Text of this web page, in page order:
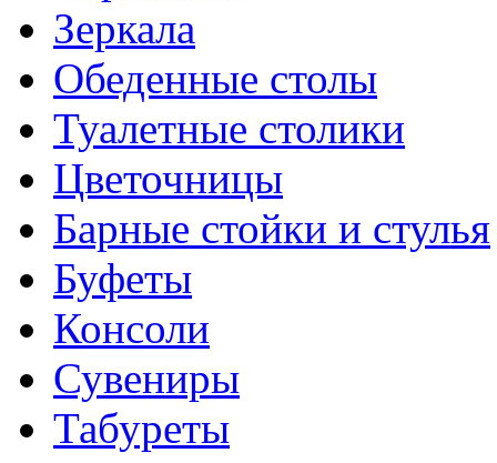
Зеркала
Обеденные столы
Туалетные столики
Цветочницы
Барные стойки и стулья
Буфеты
Консоли
Сувениры
Табуреты